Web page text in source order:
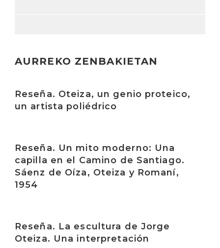
AURREKO ZENBAKIETAN
Reseña. Oteiza, un genio proteico,
un artista poliédrico
Reseña. Un mito moderno: Una
capilla en el Camino de Santiago.
Sáenz de Oíza, Oteiza y Romaní,
1954
Reseña. La escultura de Jorge
Oteiza. Una interpretación